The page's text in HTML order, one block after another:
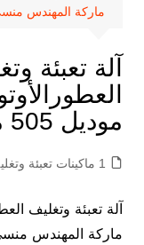
ماركة المهندس
آلة تعبئة
موديل 505 ماركة المهندس منسى
1 ماكينات تعبئة وتغليف السوائل فى اكياس
ماركة المهندس